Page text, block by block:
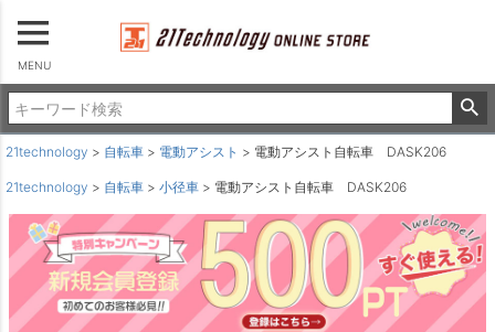
MENU
21technology 自転車 電動アシスト 電動アシスト自転車 DASK206
21technology 自転車 小径車 電動アシスト自転車 DASK206